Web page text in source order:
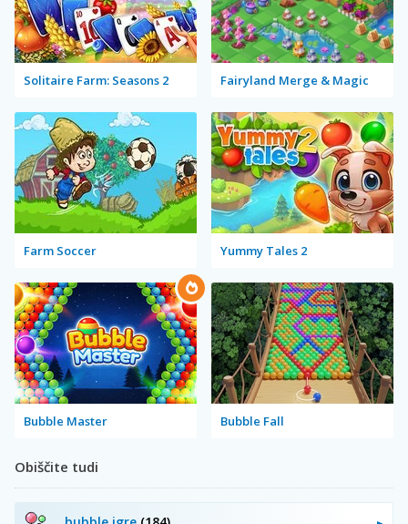
Solitaire Farm: Seasons 2 Fairyland Merge & Magic
Farm Soccer Yummy Tales 2
Bubble Master Bubble Fall
Obiščite tudi